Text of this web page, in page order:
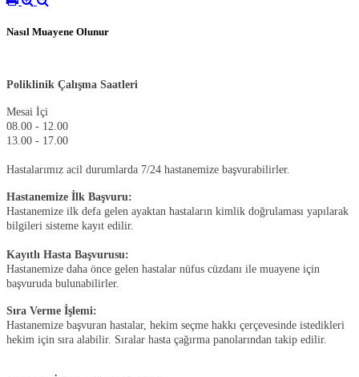
Nasıl Muayene Olunur
Poliklinik Çalışma Saatleri
Mesai İçi
08.00 - 12.00
13.00 - 17.00
Hastalarımız acil durumlarda 7/24 hastanemize başvurabilirler.
Hastanemize İlk Başvuru:
Hastanemize ilk defa gelen ayaktan hastaların kimlik doğrulaması yapılarak
bilgileri sisteme kayıt edilir.
Kayıtlı Hasta Başvurusu:
Hastanemize daha önce gelen hastalar nüfus cüzdanı ile muayene için
başvuruda bulunabilirler.
Sıra Verme İşlemi:
Hastanemize başvuran hastalar, hekim seçme hakkı çerçevesinde istedikleri
hekim için sıra alabilir. Sıralar hasta çağırma panolarından takip edilir.